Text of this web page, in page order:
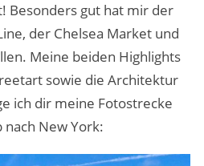
Besonders gut hat mir der
der Chelsea Market und
Meine beiden Highlights
sowie die Architektur
ich dir meine Fotostrecke
New York: